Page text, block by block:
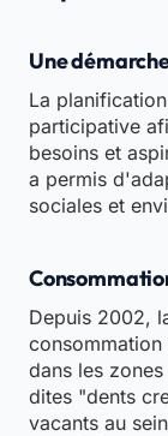
Une
La
participative
besoins et
a permis
sociales et
Depuis 2002,
dans les
dites "dents
vacants au